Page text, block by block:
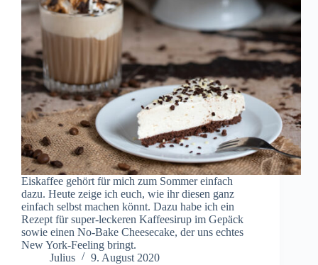
Eiskaffee gehört für mich zum Sommer einfach
dazu. Heute zeige ich euch, wie ihr diesen ganz
einfach selbst machen könnt. Dazu habe ich ein
Rezept für super-leckeren Kaffeesirup im Gepäck
sowie einen No-Bake Cheesecake, der uns echtes
New York-Feeling bringt.
Julius
9. August 2020